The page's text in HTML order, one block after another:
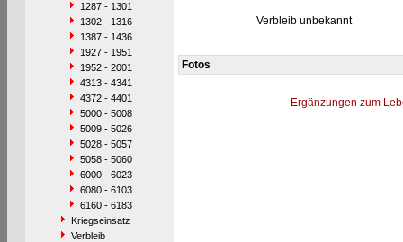
1287 - 1301
1302 - 1316
1387 - 1436
1927 - 1951
1952 - 2001
4313 - 4341
4372 - 4401
5000 - 5008
5009 - 5026
5028 - 5057
5058 - 5060
6000 - 6023
6080 - 6103
6160 - 6183
Kriegseinsatz
Verbleib
Verbleib unbekannt
Fotos
Ergänzungen zum